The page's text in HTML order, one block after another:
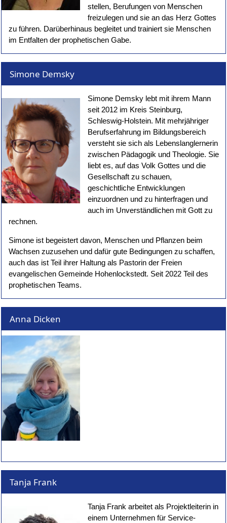
stellen, Berufungen von Menschen
freizulegen und sie an das Herz Gottes
zu führen. Darüberhinaus begleitet und trainiert sie Menschen
im Entfalten der prophetischen Gabe.
Simone Demsky
Simone Demsky lebt mit ihrem Mann
seit 2012 im Kreis Steinburg,
Schleswig-Holstein. Mit mehrjähriger
Berufserfahrung im Bildungsbereich
versteht sie sich als Lebenslanglernerin
zwischen Pädagogik und Theologie. Sie
liebt es, auf das Volk Gottes und die
Gesellschaft zu schauen,
geschichtliche Entwicklungen
einzuordnen und zu hinterfragen und
auch im Unverständlichen mit Gott zu
rechnen.
Simone ist begeistert davon, Menschen und Pflanzen beim
Wachsen zuzusehen und dafür gute Bedingungen zu schaffen,
auch das ist Teil ihrer Haltung als Pastorin der Freien
evangelischen Gemeinde Hohenlockstedt. Seit 2022 Teil des
prophetischen Teams.
Anna Dicken
Tanja Frank
Tanja Frank arbeitet als Projektleiterin in
einem Unternehmen für Service-